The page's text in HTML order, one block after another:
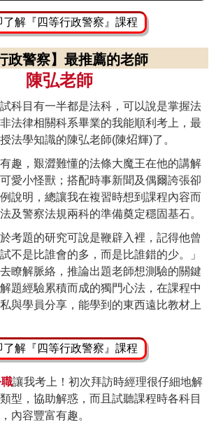
了解『四等行政警察』課程
政警察】最推薦的老師
陳弘老師
科目有一半都是法科，可以說是掌握法
法律相關科系畢業的我能順利考上，最
法學知識的陳弘老師(陳炤輝)了。
趣，艱澀難懂的法條大魔王在他的講解
愛小怪獸；搭配時事新聞及偶爾誇張卻
說明，總讓我在複習時想到課程內容而
及警察法規兩科的準備奠定穩固基石。
考題的研究可說是鞭辟入裡，記得他曾
不是比誰會的多，而是比誰錯的少。」
瞭解脈絡，推論出題老師想測驗的關鍵
題經驗累積而成的獨門心法，在課程中
與學員分享，能學到的東西遠比教材上
了解『四等行政警察』課程
讓我考上！初次拜訪時經理很仔細地解
型，協助解惑，而且試聽課程時各科目
內容豐富有趣。